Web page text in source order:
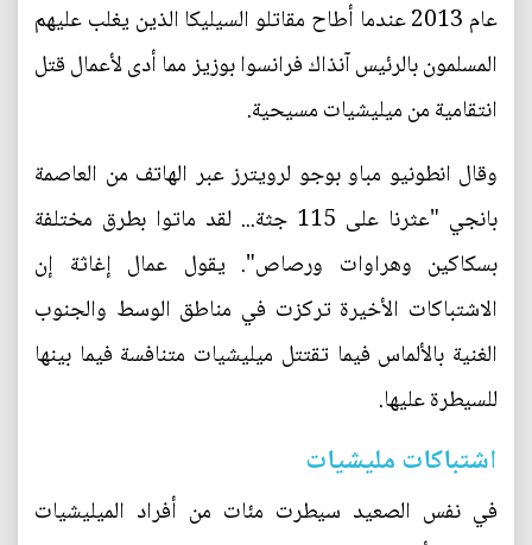
عام 2013 عندما أطاح مقاتلو السيليكا الذين يغلب عليهم
المسلمون بالرئيس آنذاك فرانسوا بوزيز مما أدى لأعمال قتل
انتقامية من ميليشيات مسيحية.
وقال انطونيو مباو بوجو لرويترز عبر الهاتف من العاصمة
بانجي "عثرنا على 115 جثة... لقد ماتوا بطرق مختلفة
بسكاكين وهراوات ورصاص". يقول عمال إغاثة إن
الاشتباكات الأخيرة تركزت في مناطق الوسط والجنوب
الغنية بالألماس فيما تقتتل ميليشيات متنافسة فيما بينها
للسيطرة عليها.
اشتباكات مليشيات
في نفس الصعيد سيطرت مئات من أفراد الميليشيات